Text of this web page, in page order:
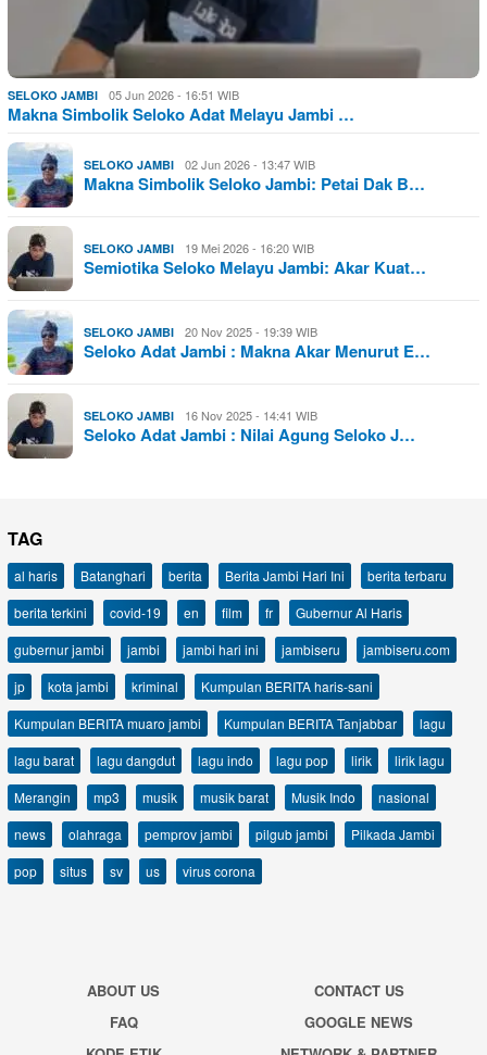
SELOKO JAMBI 05 Jun 2026 - 16:51 WIB
Makna Simbolik Seloko Adat Melayu Jambi …
SELOKO JAMBI 02 Jun 2026 - 13:47 WIB
Makna Simbolik Seloko Jambi: Petai Dak B…
SELOKO JAMBI 19 Mei 2026 - 16:20 WIB
Semiotika Seloko Melayu Jambi: Akar Kuat…
SELOKO JAMBI 20 Nov 2025 - 19:39 WIB
Seloko Adat Jambi : Makna Akar Menurut E…
SELOKO JAMBI 16 Nov 2025 - 14:41 WIB
Seloko Adat Jambi : Nilai Agung Seloko J…
TAG
al haris Batanghari berita Berita Jambi Hari Ini
berita terbaru
berita terkini
covid-19 en film fr
Gubernur Al Haris
gubernur jambi
jambi jambi hari ini jambiseru
jambiseru.com
jp
kota jambi kriminal
Kumpulan BERITA haris-sani
Kumpulan BERITA muaro jambi
Kumpulan BERITA Tanjabbar
lagu
lagu barat
lagu dangdut lagu indo lagu pop lirik
lirik lagu
Merangin
mp3 musik musik barat Musik Indo
nasional
news
olahraga pemprov jambi pilgub jambi
Pilkada Jambi
pop
situs sv us virus corona
ABOUT US
CONTACT US
FAQ
GOOGLE NEWS